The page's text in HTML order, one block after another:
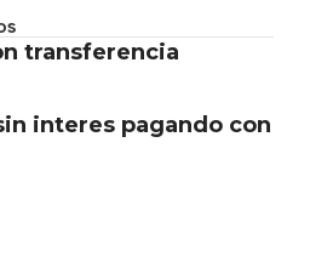
transferencia
interes pagando con